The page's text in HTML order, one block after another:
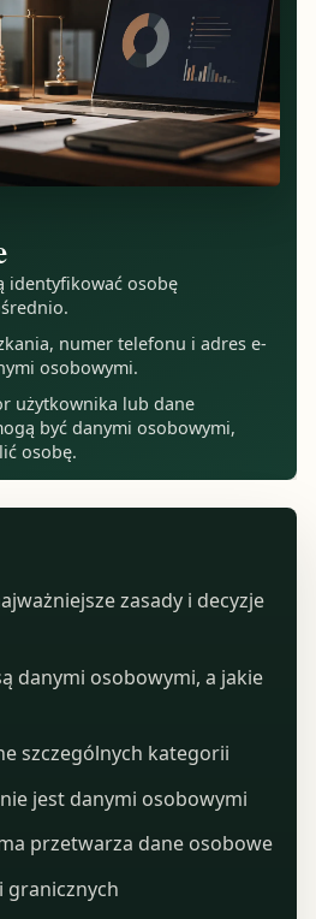
identyfikować osobę
numer telefonu i adres e-
osobowymi.
użytkownika lub dane
być danymi osobowymi,
osobę.
zasady i decyzje
danymi osobowymi, a jakie
szczególnych kategorii
jest danymi osobowymi
przetwarza dane osobowe
granicznych